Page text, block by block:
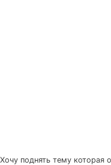
Хочу поднять тему которая